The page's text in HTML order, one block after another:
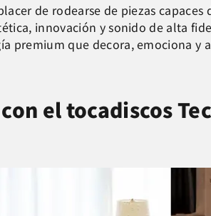
de rodearse de piezas
innovación y sonido de alta
premium que decora, emociona y
el tocadiscos